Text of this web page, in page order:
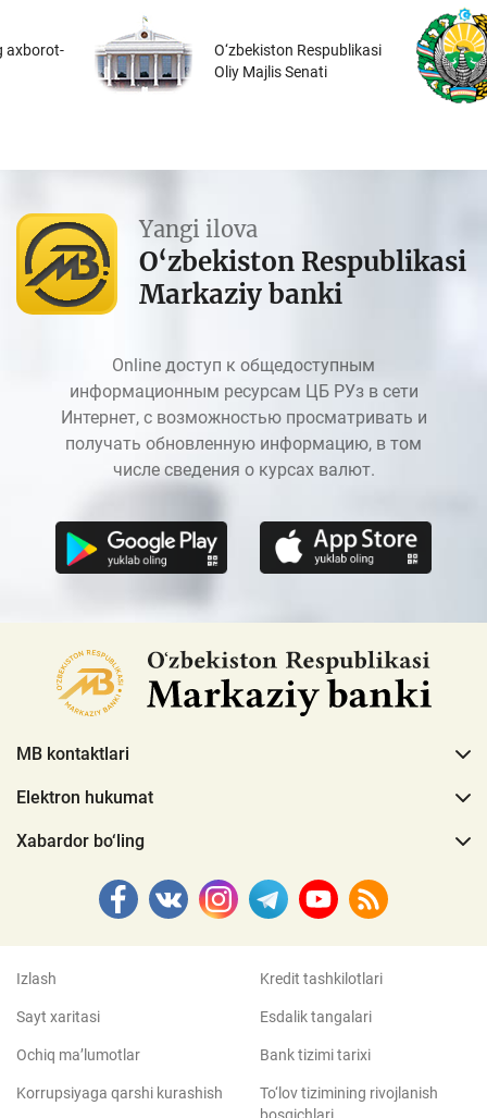
axborot-
O‘zbekiston Respublikasi
Oliy Majlis Senati
Yangi ilova
O‘zbekiston Respublikasi
Markaziy banki
Online доступ к общедоступным
информационным ресурсам ЦБ РУз в сети
Интернет, с возможностью просматривать и
получать обновленную информацию, в том
числе сведения о курсах валют.
MB kontaktlari
Elektron hukumat
Xabardor bo‘ling
Izlash
Sayt xaritasi
Ochiq ma’lumotlar
Korrupsiyaga qarshi kurashish
Kredit tashkilotlari
Esdalik tangalari
Bank tizimi tarixi
To‘lov tizimining rivojlanish